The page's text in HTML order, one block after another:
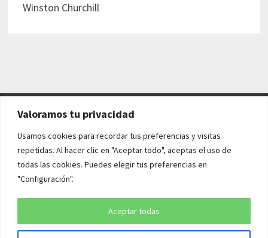
Valoramos tu privacidad
Usamos cookies para recordar tus preferencias y visitas
repetidas. Al hacer clic en "Aceptar todo", aceptas el uso de
todas las cookies. Puedes elegir tus preferencias en
"Configuración".
Aceptar todas
Winston Churchill
AVISO LEGAL Y POLÍTICAS
Aviso legal
Política de cookies